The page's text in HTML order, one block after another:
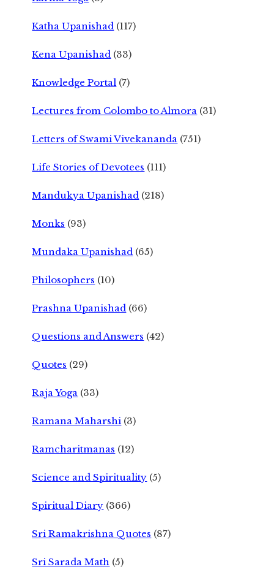
Katha Upanishad (117)
Kena Upanishad (33)
Knowledge Portal (7)
Lectures from Colombo to Almora (31)
Letters of Swami Vivekananda (751)
Life Stories of Devotees (111)
Mandukya Upanishad (218)
Monks (93)
Mundaka Upanishad (65)
Philosophers (10)
Prashna Upanishad (66)
Questions and Answers (42)
Quotes (29)
Raja Yoga (33)
Ramana Maharshi (3)
Ramcharitmanas (12)
Science and Spirituality (5)
Spiritual Diary (366)
Sri Ramakrishna Quotes (87)
Sri Sarada Math (5)